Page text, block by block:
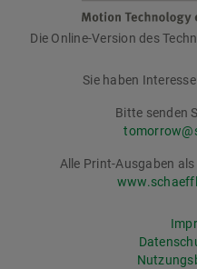
Die Online-Version des
Sie haben
Bitte senden
Alle Print-Ausgaben